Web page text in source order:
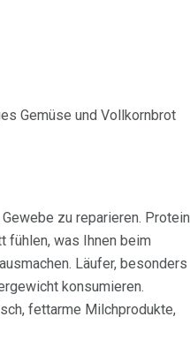
Gemüse und Vollkornbrot
zu reparieren. Protein
fühlen, was Ihnen beim
Läufer, besonders
konsumieren.
fettarme Milchprodukte,